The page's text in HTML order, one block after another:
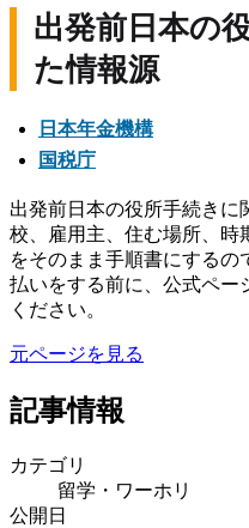
出発前日本の
た情報源
日本年金機構
国税庁
出発前日本の役所手続きに
校、雇用主、住む場所、時
をそのまま手順書にするの
払いをする前に、公式ペー
ください。
元ページを見る
記事情報
カテゴリ
留学・ワーホリ
公開日